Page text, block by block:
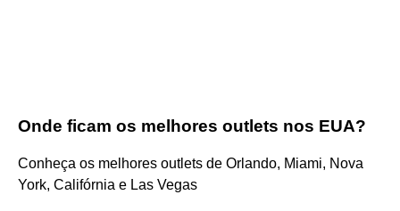
Onde ficam os melhores outlets nos EUA?
Conheça os melhores outlets de Orlando, Miami, Nova
York, Califórnia e Las Vegas